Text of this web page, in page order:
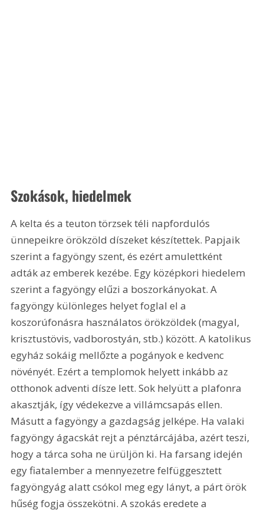
Szokások, hiedelmek
A kelta és a teuton törzsek téli napfordulós
ünnepeikre örökzöld díszeket készítettek. Papjaik
szerint a fagyöngy szent, és ezért amulettként
adták az emberek kezébe. Egy középkori hiedelem
szerint a fagyöngy elűzi a boszorkányokat. A
fagyöngy különleges helyet foglal el a
koszorúfonásra használatos örökzöldek (magyal,
krisztustövis, vadborostyán, stb.) között. A katolikus
egyház sokáig mellőzte a pogányok e kedvenc
növényét. Ezért a templomok helyett inkább az
otthonok adventi dísze lett. Sok helyütt a plafonra
akasztják, így védekezve a villámcsapás ellen.
Másutt a fagyöngy a gazdagság jelképe. Ha valaki
fagyöngy ágacskát rejt a pénztárcájába, azért teszi,
hogy a tárca soha ne ürüljön ki. Ha farsang idején
egy fiatalember a mennyezetre felfüggesztett
fagyöngyág alatt csókol meg egy lányt, a párt örök
hűség fogja összekötni. A szokás eredete a